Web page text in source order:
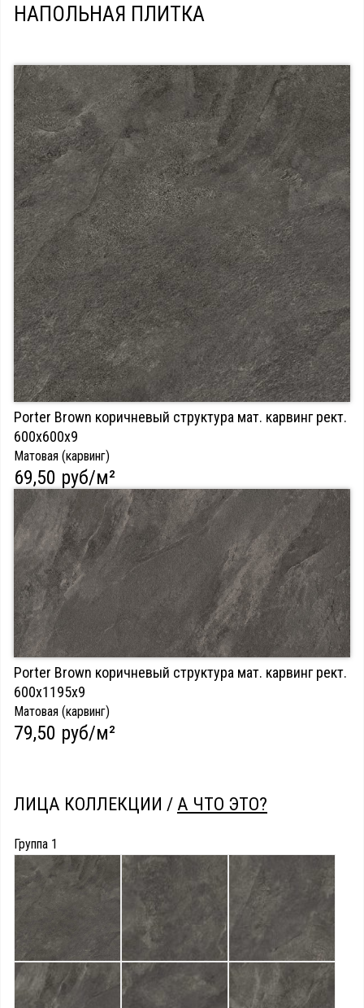
НАПОЛЬНАЯ ПЛИТКА
Porter Brown коричневый структура мат. карвинг рект.
600х600х9
Матовая (карвинг)
69,50 руб/м²
Porter Brown коричневый структура мат. карвинг рект.
600х1195х9
Матовая (карвинг)
79,50 руб/м²
ЛИЦА КОЛЛЕКЦИИ / А ЧТО ЭТО?
Группа 1